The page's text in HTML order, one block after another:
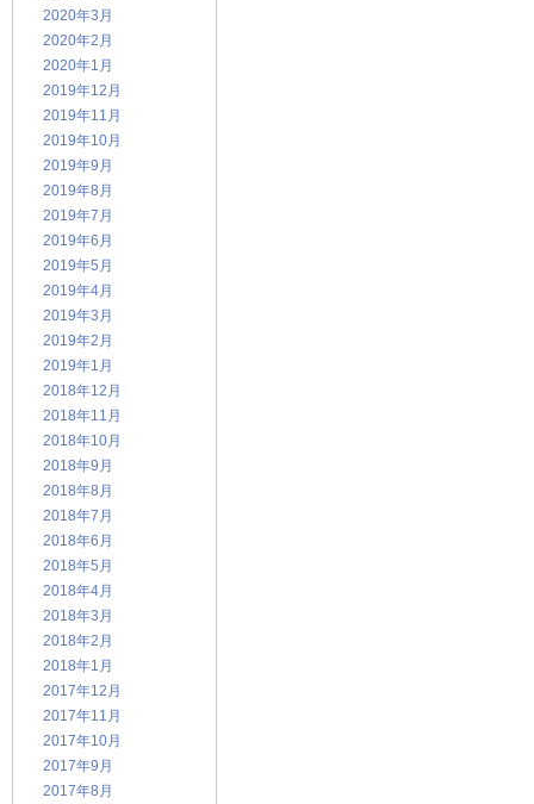
2020年3月
2020年2月
2020年1月
2019年12月
2019年11月
2019年10月
2019年9月
2019年8月
2019年7月
2019年6月
2019年5月
2019年4月
2019年3月
2019年2月
2019年1月
2018年12月
2018年11月
2018年10月
2018年9月
2018年8月
2018年7月
2018年6月
2018年5月
2018年4月
2018年3月
2018年2月
2018年1月
2017年12月
2017年11月
2017年10月
2017年9月
2017年8月